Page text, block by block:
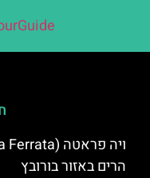
הרים באזור בורובץ